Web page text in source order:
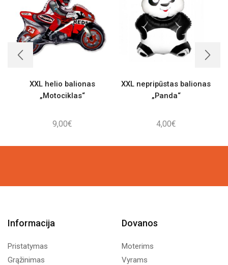
XXL helio balionas
„Motociklas“
9,00€
XXL nepripūstas balionas
„Panda“
4,00€
Informacija
Pristatymas
Grąžinimas
Dovanos
Moterims
Vyrams